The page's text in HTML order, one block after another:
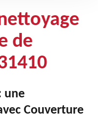
de
une
Couverture